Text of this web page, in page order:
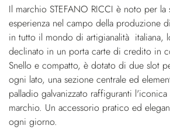
Il marchio STEFANO RICCI è noto per la
esperienza nel campo della produzione
in tutto il mondo di artigianalità italiana,
declinato in un porta carte di credito in
Snello e compatto, è dotato di due slot
ogni lato, una sezione centrale ed
palladio galvanizzato raffiguranti
marchio. Un accessorio pratico ed
ogni giorno.